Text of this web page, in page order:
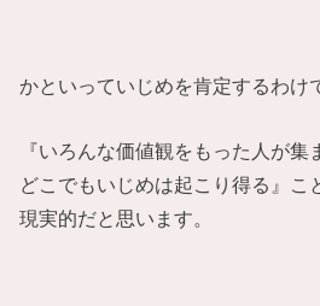
かといっていじめを肯定するわけ
『いろんな価値観をもった人が集
どこでもいじめは起こり得る』こ
現実的だと思います。